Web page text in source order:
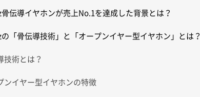
伝導イヤホンが売上No.1を達成した背景とは？
「骨伝導技術」と「オープンイヤー型イヤホン」とは？
技術とは？
ンイヤー型イヤホンの特徴